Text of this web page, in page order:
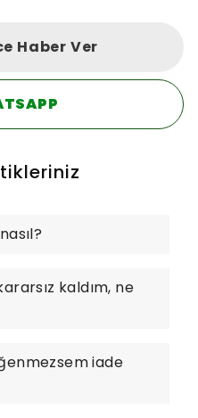
Haber Ver
kaldım, ne
iade